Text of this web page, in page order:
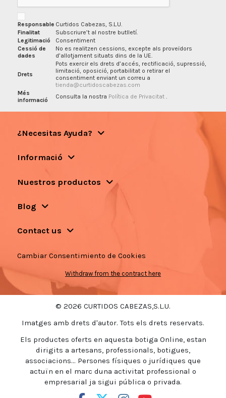
Responsable Curtidos Cabezas, S.L.U.
Finalitat
Subscriure’t al nostre butlletí.
Legitimació
Consentiment
Cessió de
dades
No es realitzen cessions, excepte als proveïdors
d’allotjament situats dins de la UE.
Drets
Pots exercir els drets d’accés, rectificació, supressió,
limitació, oposició, portabilitat o retirar el
consentiment enviant un correu a
tienda@curtidoscabezas.com
Més
informació
Consulta la nostra Política de Privacitat
¿Necesitas Ayuda?
Informació
Nuestros productos
Blog
Contact us
Cambiar Consentimiento de Cookies
Withdraw from the contract here
© 2026 CURTIDOS CABEZAS,S.L.U.
Imatges amb drets d'autor. Tots els drets reservats.
Els productes oferts en aquesta botiga Online, estan
dirigits a artesans, professionals, botigues,
associacions... Persones físiques o jurídiques que
actuïn en el marc duna activitat professional o
empresarial ja sigui pública o privada.